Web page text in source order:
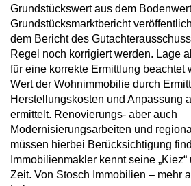
Grundstückswert aus dem
Grundstücksmarktbericht
dem Bericht des
Regel noch korrigiert werden. Lage
für eine korrekte Ermittlung beachtet
Wert der Wohnimmobilie durch
Herstellungskosten und Anpassung
ermittelt. Renovierungs- aber auch
Modernisierungsarbeiten und
müssen hierbei Berücksichtigung
Immobilienmakler kennt seine
Zeit. Von Stosch Immobilien – mehr